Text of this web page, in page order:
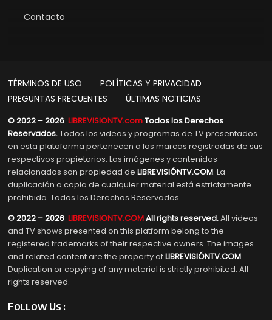
Contacto
TÉRMINOS DE USO
POLÍTICAS Y PRIVACIDAD
PREGUNTAS FRECUENTES
ÚLTIMAS NOTICIAS
© 2022 – 2026LIBREVISIONTV.comTodos los Derechos
Reservados.Todos los videos y programas de TV presentados
en esta plataforma pertenecen a las marcas registradas de sus
respectivos propietarios. Las imágenes y contenidos
relacionados son propiedad deLIBREVISIÓNTV.COM. La
duplicación o copia de cualquier material está estrictamente
prohibida. Todos los Derechos Reservados.
© 2022 – 2026LIBREVISIONTV.COMAll rights reserved.All videos
and TV shows presented on this platform belong to the
registered trademarks of their respective owners. The images
and related content are the property ofLIBREVISIÓNTV.COM.
Duplication or copying of any material is strictly prohibited. All
rights reserved.
Follow Us :